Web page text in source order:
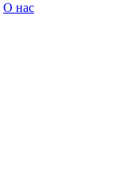
О нас